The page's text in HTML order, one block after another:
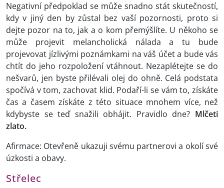
Negativní předpoklad se může snadno stát skutečností,
kdy v jiný den by zůstal bez vaší pozornosti, proto si
dejte pozor na to, jak a o kom přemýšlíte. U někoho se
může projevit melancholická nálada a tu bude
projevovat jízlivými poznámkami na váš účet a bude vás
chtít do jeho rozpoložení vtáhnout. Nezaplétejte se do
nešvarů, jen byste přilévali olej do ohně. Celá podstata
spočívá v tom, zachovat klid. Podaří-li se vám to, získáte
čas a časem získáte z této situace mnohem více, než
kdybyste se teď snažili obhájit. Pravidlo dne? Mlčeti
zlato.
Afirmace: Otevřeně ukazuji svému partnerovi a okolí své
úzkosti a obavy.
Střelec